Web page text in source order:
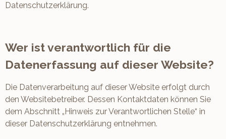
Datenschutzerklärung.
Wer ist verantwortlich für die
Datenerfassung auf dieser Website?
Die Datenverarbeitung auf dieser Website erfolgt durch
den Websitebetreiber. Dessen Kontaktdaten können Sie
dem Abschnitt „Hinweis zur Verantwortlichen Stelle“ in
dieser Datenschutzerklärung entnehmen.